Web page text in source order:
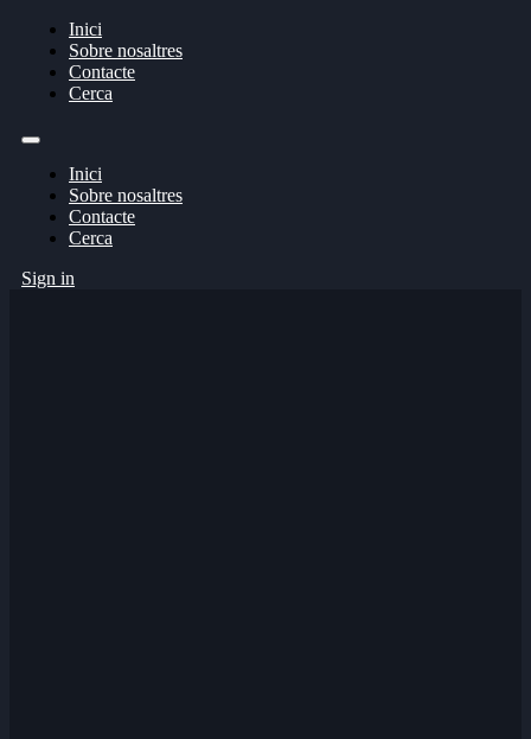
Inici
Sobre nosaltres
Contacte
Cerca
Inici
Sobre nosaltres
Contacte
Cerca
Sign in